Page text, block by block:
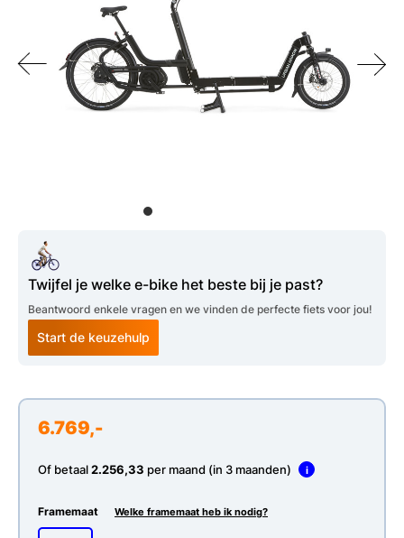
Twijfel je welke e-bike het beste bij je past?
Beantwoord enkele vragen en we vinden de perfecte fiets voor jou!
Start de keuzehulp
6.769,-
Of betaal2.256,33 per maand (in 3 maanden) i
Framemaat Welke framemaat heb ik nodig?